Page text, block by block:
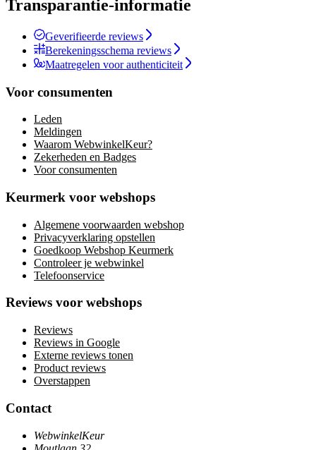
Transparantie-informatie
Geverifieerde reviews
Berekeningsschema reviews
Maatregelen voor authenticiteit
Voor consumenten
Leden
Meldingen
Waarom WebwinkelKeur?
Zekerheden en Badges
Voor consumenten
Keurmerk voor webshops
Algemene voorwaarden webshop
Privacyverklaring opstellen
Goedkoop Webshop Keurmerk
Controleer je webwinkel
Telefoonservice
Reviews voor webshops
Reviews
Reviews in Google
Externe reviews tonen
Product reviews
Overstappen
Contact
WebwinkelKeur